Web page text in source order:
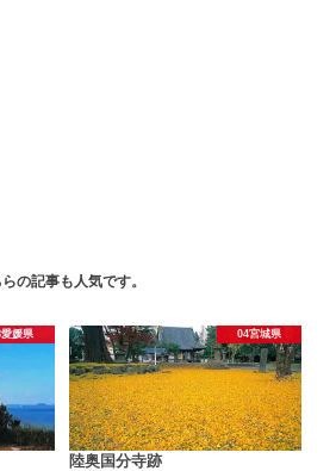
の記事も人気です。
愛媛県 04宮城県
陸奥国分寺跡